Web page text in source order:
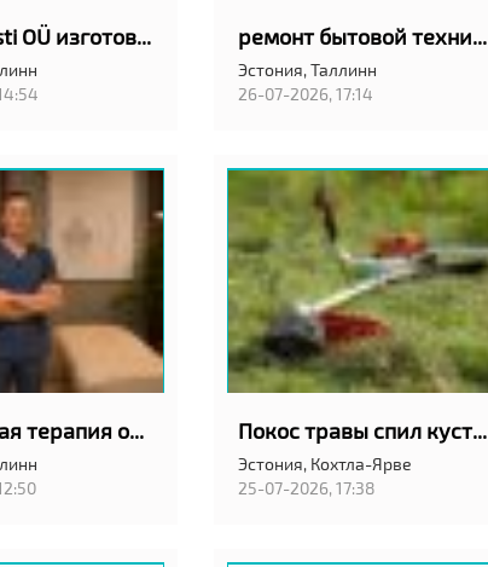
Anubis Eesti OÜ изготовление гранитных памятников ремонт бытовой техники
Эстония,Таллинн
26-07-2026, 17:14
мануальная терапия остеопат Покос травы спил кустов
Эстония, Кохтла-Ярве
25-07-2026, 17:38